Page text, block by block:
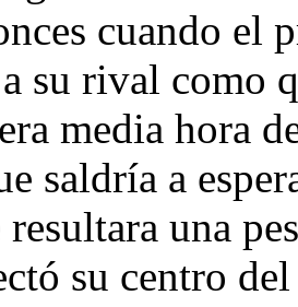
cuando el
su rival como
media hora
saldría a
resultara una
su centro